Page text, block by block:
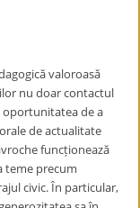
valoroasă
nu doar contactul
oportunitatea de a
de actualitate
funcționează
teme precum
civic. În particular,